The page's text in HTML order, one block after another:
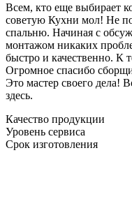
Всем, кто еще выбирает
советую Кухни мол! Не
спальню. Начиная с
монтажом никаких
быстро и качественно. К
Огромное спасибо
Это мастер своего дела!
здесь.
Качество продукции
Уровень сервиса
Срок изготовления